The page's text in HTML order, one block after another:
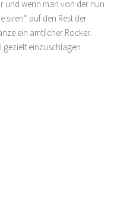
und wenn man von der nun
siren“ auf den Rest der
ein amtlicher Rocker.
gezielt einzuschlagen: